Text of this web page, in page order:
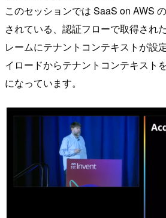
このセッションでは SaaS on AWS
されている、認証フローで取得され
レームにテナントコンテキストが設
イロードからテナントコンテキスト
になっています。